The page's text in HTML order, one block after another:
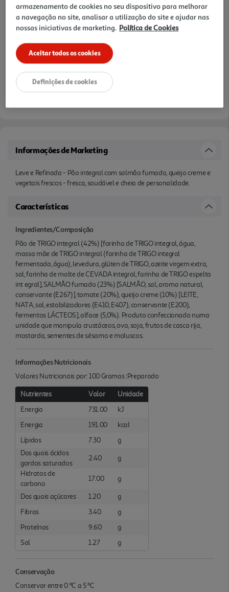
Informações de Marketing
Leve e Refinada - Pão integral com salmão fumado, queijo creme e
vegetais frescos - fresca, saudável e cheia de personalidade.
Características
Ingredientes/Composição
Pão de TRIGO integral (42%) [farinha de TRIGO integral, água,
massa mãe de TRIGO integral (farinha de TRIGO integral
fermentada, água), levedura, glúten de TRIGO, azeite virgem extra,
sal, farinha de malte de CEVADA integral, farinha de TRIGO espelta
int egral], SALMÃO fumado (23%) [SALMÃO, sal, aroma natural,
conservante (E267)], tomate (20%), queijo creme (10%) [LEITE,
NATA, sal, estabilizadores (E410, E407), conservante (E200),
fermentos LÁCTEOS], alface (5,0%). Produto confeccionado numa
unidade que manipula crustáceos, ovo, soja, frutos de casca rija,
mostarda, sementes de sésamo e moluscos.
Informações Nutricionais
Valores Nutricionais por: 100 Gramas :Preparado
Nutrientes Valor
Unidade
Energia
731.00
kJ
Energia
191.00
kcal
Lípidos
7.30
g
Dos quais ácidos
gordos saturados
2.40
g
Hidratos de
carbono
17.00 g
Dos quais açúcares 1.20
g
Fibras
3.40
g
Proteínas
9.60
g
Sal
1.27 g
Conservação
Conservar entre 0 ºC a 5 ºC
armazenamento de cookies no seu dispositivo para melhorar
a navegação no site, analisar a utilização do site e ajudar nas
nossas iniciativas de marketing. Política de Cookies
Aceitar todos os cookies
Definições de cookies